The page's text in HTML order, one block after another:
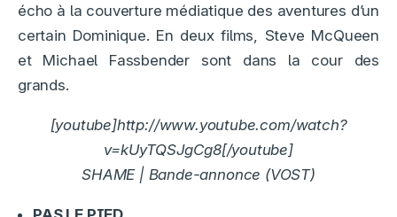
écho à la couverture médiatique des aventures d’un
certain Dominique. En deux films, Steve McQueen
et Michael Fassbender sont dans la cour des
grands.
[youtube]http://www.youtube.com/watch?
v=kUyTQSJgCg8[/youtube]
SHAME | Bande-annonce (VOST)